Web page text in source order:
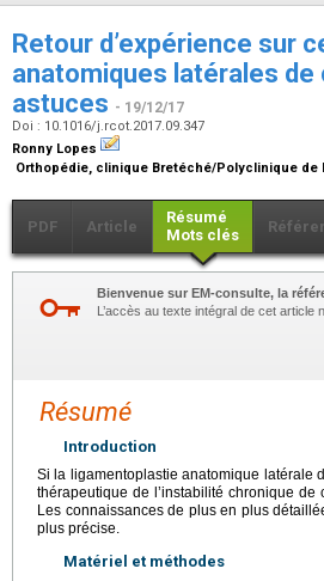
Retour d’expérience sur
anatomiques latérales
astuces - 19/12/17
Doi : 10.1016/j.rcot.2017.09.347
Ronny Lopes
Orthopédie, clinique Bretéché/Polyclinique de
PDF Article
Résumé
Mots clés
Bienvenue sur EM-consulte, la
L’accès au texte intégral de cet article
Résumé
Introduction
Si la ligamentoplastie anatomique latérale
thérapeutique de l’instabilité chronique
Les connaissances de plus en plus
plus précise.
Matériel et méthodes